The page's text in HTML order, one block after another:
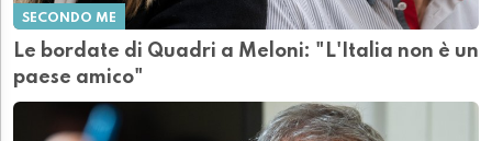
SECONDO ME
Le bordate di Quadri a Meloni: "L'Italia non è un
paese amico"